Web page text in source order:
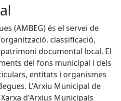
(AMBEG) és el servei de
classificació,
documental local. El
del fons municipal i dels
entitats i organismes
L'Arxiu Municipal de
d'Arxius Municipals